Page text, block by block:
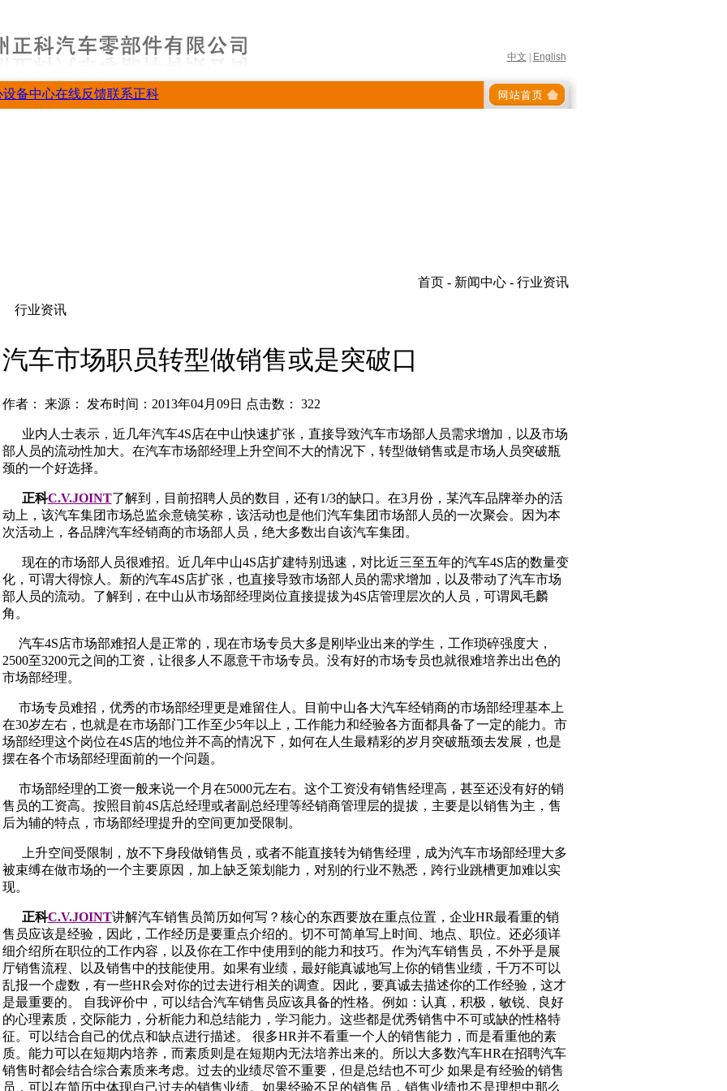
中文 English
设备中心在线反馈联系正科
首页 - 新闻中心 - 行业资讯
行业资讯
汽车市场职员转型做销售或是突破口
作者： 来源： 发布时间：2013年04月09日 点击数： 322
业内人士表示，近几年汽车4S店在中山快速扩张，直接导致汽车市场部人员需求增加，以及市场
部人员的流动性加大。在汽车市场部经理上升空间不大的情况下，转型做销售或是市场人员突破瓶
颈的一个好选择。
正科C.V.JOINT了解到，目前招聘人员的数目，还有1/3的缺口。在3月份，某汽车品牌举办的活
动上，该汽车集团市场总监余意镜笑称，该活动也是他们汽车集团市场部人员的一次聚会。因为本
次活动上，各品牌汽车经销商的市场部人员，绝大多数出自该汽车集团。
现在的市场部人员很难招。近几年中山4S店扩建特别迅速，对比近三至五年的汽车4S店的数量变
化，可谓大得惊人。新的汽车4S店扩张，也直接导致市场部人员的需求增加，以及带动了汽车市场
部人员的流动。了解到，在中山从市场部经理岗位直接提拔为4S店管理层次的人员，可谓凤毛麟
角。
汽车4S店市场部难招人是正常的，现在市场专员大多是刚毕业出来的学生，工作琐碎强度大，
2500至3200元之间的工资，让很多人不愿意干市场专员。没有好的市场专员也就很难培养出出色的
市场部经理。
市场专员难招，优秀的市场部经理更是难留住人。目前中山各大汽车经销商的市场部经理基本上
在30岁左右，也就是在市场部门工作至少5年以上，工作能力和经验各方面都具备了一定的能力。市
场部经理这个岗位在4S店的地位并不高的情况下，如何在人生最精彩的岁月突破瓶颈去发展，也是
摆在各个市场部经理面前的一个问题。
市场部经理的工资一般来说一个月在5000元左右。这个工资没有销售经理高，甚至还没有好的销
售员的工资高。按照目前4S店总经理或者副总经理等经销商管理层的提拔，主要是以销售为主，售
后为辅的特点，市场部经理提升的空间更加受限制。
上升空间受限制，放不下身段做销售员，或者不能直接转为销售经理，成为汽车市场部经理大多
被束缚在做市场的一个主要原因，加上缺乏策划能力，对别的行业不熟悉，跨行业跳槽更加难以实
现。
正科C.V.JOINT讲解汽车销售员简历如何写？核心的东西要放在重点位置，企业HR最看重的销
售员应该是经验，因此，工作经历是要重点介绍的。切不可简单写上时间、地点、职位。还必须详
细介绍所在职位的工作内容，以及你在工作中使用到的能力和技巧。作为汽车销售员，不外乎是展
厅销售流程、以及销售中的技能使用。如果有业绩，最好能真诚地写上你的销售业绩，千万不可以
乱报一个虚数，有一些HR会对你的过去进行相关的调查。因此，要真诚去描述你的工作经验，这才
是最重要的。 自我评价中，可以结合汽车销售员应该具备的性格。例如：认真，积极，敏锐、良好
的心理素质，交际能力，分析能力和总结能力，学习能力。这些都是优秀销售中不可或缺的性格特
征。可以结合自己的优点和缺点进行描述。 很多HR并不看重一个人的销售能力，而是看重他的素
质。能力可以在短期内培养，而素质则是在短期内无法培养出来的。所以大多数汽车HR在招聘汽车
销售时都会结合综合素质来考虑。过去的业绩尽管不重要，但是总结也不可少 如果是有经验的销售
员，可以在简历中体现自己过去的销售业绩。如果经验不足的销售员，销售业绩也不是理想中那么